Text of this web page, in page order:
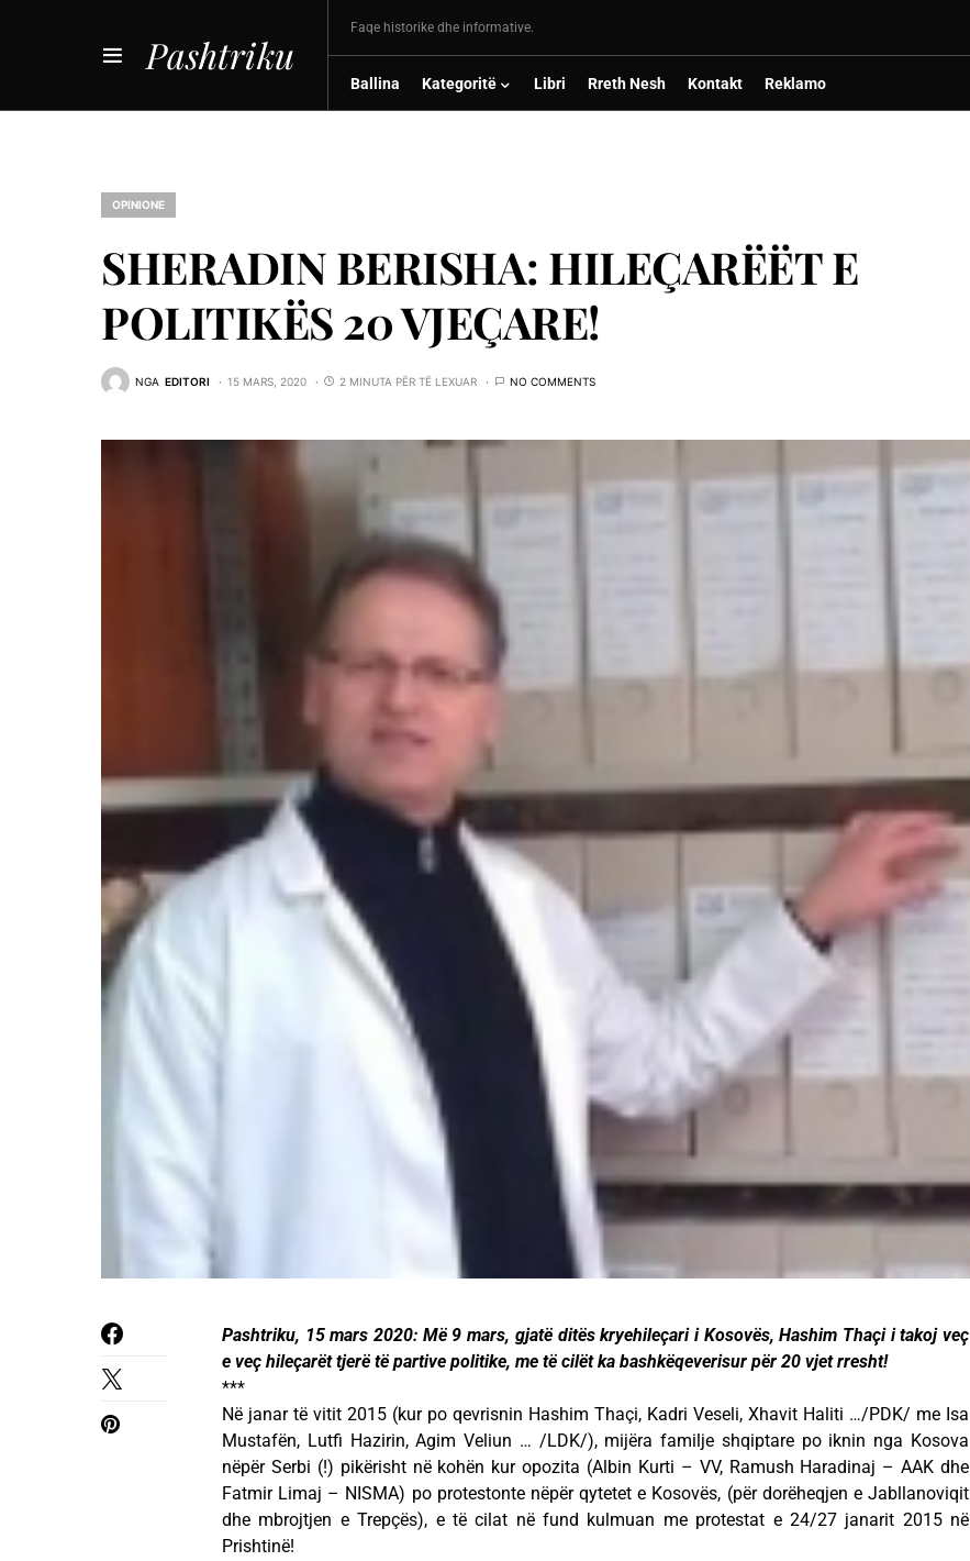
Pashtriku
Faqe historike dhe informative.
Ballina Kategoritë Libri Rreth Nesh Kontakt Reklamo
OPINIONE
SHERADIN BERISHA: HILEÇARËËT E
POLITIKËS 20 VJEÇARE!
NGA EDITORI 15 MARS, 2020 2 MINUTA PËR TË LEXUAR NO COMMENTS
Pashtriku, 15 mars 2020: Më 9 mars, gjatë ditës kryehileçari i Kosovës, Hashim Thaçi i takoj veç
e veç hileçarët tjerë të partive politike, me të cilët ka bashkëqeverisur për 20 vjet rresht!
***
Në janar të vitit 2015 (kur po qevrisnin Hashim Thaçi, Kadri Veseli, Xhavit Haliti …/PDK/ me Isa
Mustafën, Lutfi Hazirin, Agim Veliun … /LDK/), mijëra familje shqiptare po iknin nga Kosova
nëpër Serbi (!) pikërisht në kohën kur opozita (Albin Kurti – VV, Ramush Haradinaj – AAK dhe
Fatmir Limaj – NISMA) po protestonte nëpër qytetet e Kosovës, (për dorëheqjen e Jabllanoviqit
dhe mbrojtjen e Trepçës), e të cilat në fund kulmuan me protestat e 24/27 janarit 2015 në
Prishtinë!